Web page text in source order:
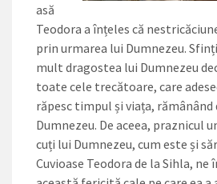
asă
Teodora a înțeles că
prin urmarea lui Dumnezeu.
mult dragostea lui Dumnezeu
toate cele trecătoare, care
răpesc timpul și viața, rămânând
Dumnezeu. De aceea, praznicul
cuți lui Dumnezeu, cum este și
Cuvioase Teodora de la Sihla, ne